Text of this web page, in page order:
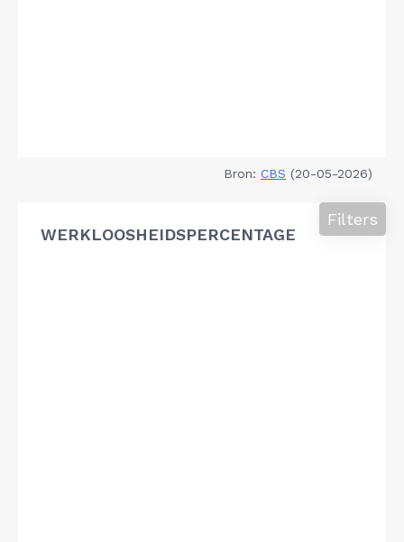
Bron: CBS (20-05-2026)
WERKLOOSHEIDSPERCENTAGE
Filters